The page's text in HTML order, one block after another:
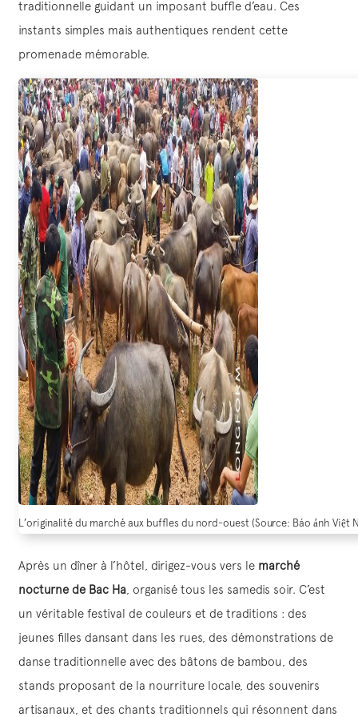
traditionnelle guidant un imposant buffle d’eau. Ces
instants simples mais authentiques rendent cette
promenade mémorable.
L’originalité du marché aux buffles du nord-ouest (Source: Báo ảnh Việt
Après un dîner à l’hôtel, dirigez-vous vers le marché
nocturne de Bac Ha , organisé tous les samedis soir. C’est
un véritable festival de couleurs et de traditions : des
jeunes filles dansant dans les rues, des démonstrations de
danse traditionnelle avec des bâtons de bambou, des
stands proposant de la nourriture locale, des souvenirs
artisanaux, et des chants traditionnels qui résonnent dans